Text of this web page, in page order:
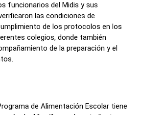
funcionarios del Midis y sus
las condiciones de
de los protocolos en los
colegios, donde también
de la preparación y el
de Alimentación Escolar tiene